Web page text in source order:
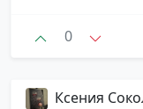
0
Ксения